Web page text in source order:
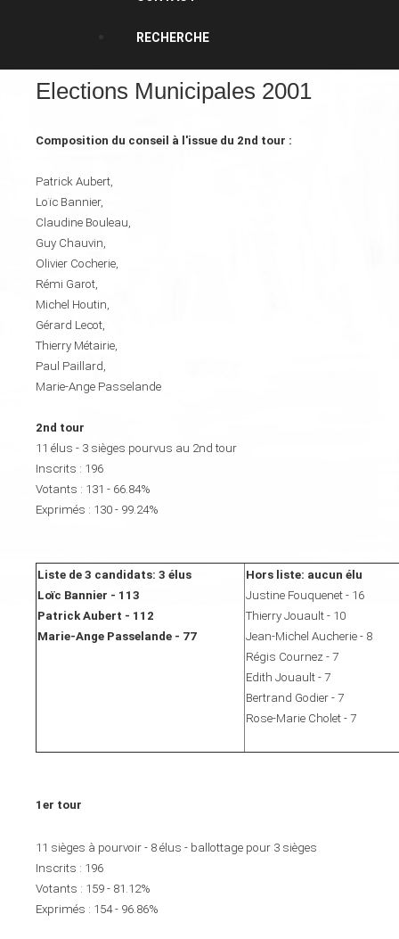
RECHERCHE
Elections Municipales 2001
Composition du conseil à l'issue du 2nd tour :
Patrick Aubert,
Loïc Bannier,
Claudine Bouleau,
Guy Chauvin,
Olivier Cocherie,
Rémi Garot,
Michel Houtin,
Gérard Lecot,
Thierry Métairie,
Paul Paillard,
Marie-Ange Passelande
2nd tour
11 élus - 3 sièges pourvus au 2nd tour
Inscrits : 196
Votants : 131 - 66.84%
Exprimés : 130 - 99.24%
Liste de 3 candidats: 3 élus
Loïc Bannier - 113
Patrick Aubert - 112
Marie-Ange Passelande - 77
Hors liste: aucun élu
Justine Fouquenet - 16
Thierry Jouault - 10
Jean-Michel Aucherie - 8
Régis Cournez - 7
Edith Jouault - 7
Bertrand Godier - 7
Rose-Marie Cholet - 7
1er tour
11 sièges à pourvoir - 8 élus - ballottage pour 3 sièges
Inscrits : 196
Votants : 159 - 81.12%
Exprimés : 154 - 96.86%